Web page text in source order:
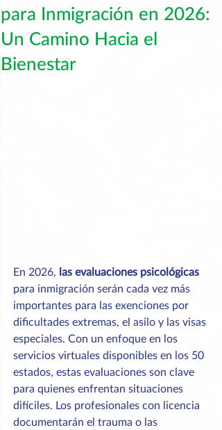
para Inmigración en 2026:
Un Camino Hacia el
Bienestar
En 2026, las evaluaciones psicológicas
para inmigración serán cada vez más
importantes para las exenciones por
dificultades extremas, el asilo y las visas
especiales. Con un enfoque en los
servicios virtuales disponibles en los 50
estados, estas evaluaciones son clave
para quienes enfrentan situaciones
difíciles. Los profesionales con licencia
documentarán el trauma o las